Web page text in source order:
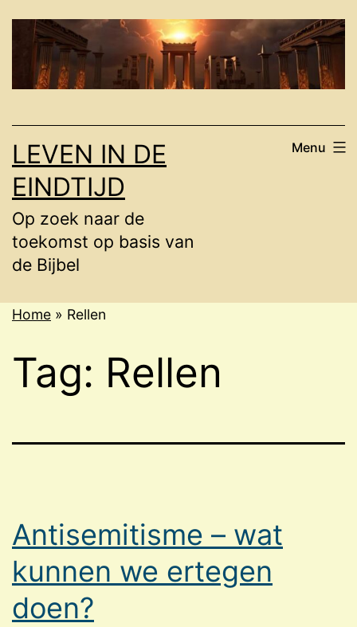
inhoud
LEVEN IN DE
EINDTIJD
Op zoek naar de
toekomst op basis van
de Bijbel
Menu
Home » Rellen
Tag: Rellen
Antisemitisme – wat
kunnen we ertegen
doen?